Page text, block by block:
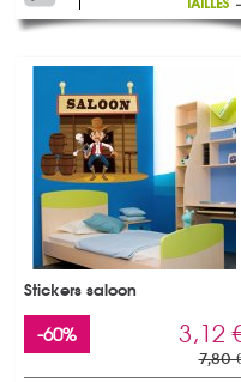
Stickers saloon
-60% 3,12
7,80